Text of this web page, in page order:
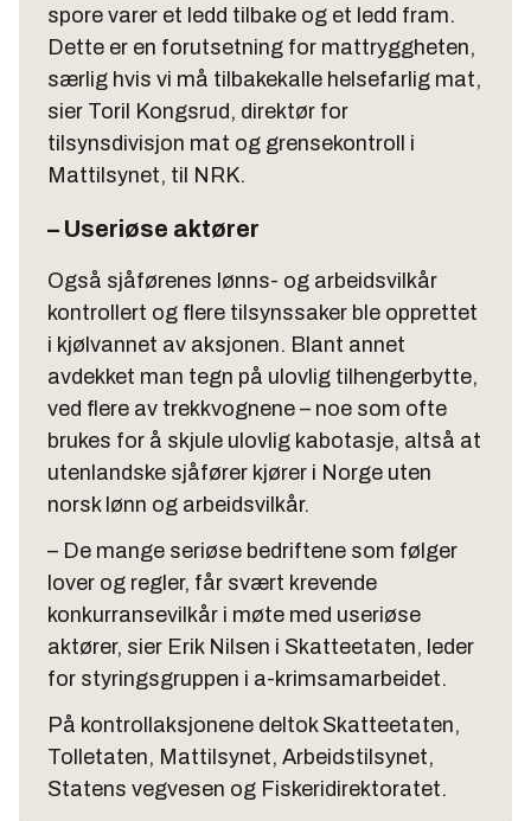
spore varer et ledd tilbake og et ledd fram.
Dette er en forutsetning for mattryggheten,
særlig hvis vi må tilbakekalle helsefarlig mat,
sier Toril Kongsrud, direktør for
tilsynsdivisjon mat og grensekontroll i
Mattilsynet, til NRK.
– Useriøse aktører
Også sjåførenes lønns- og arbeidsvilkår
kontrollert og flere tilsynssaker ble opprettet
i kjølvannet av aksjonen. Blant annet
avdekket man tegn på ulovlig tilhengerbytte,
ved flere av trekkvognene – noe som ofte
brukes for å skjule ulovlig kabotasje, altså at
utenlandske sjåfører kjører i Norge uten
norsk lønn og arbeidsvilkår.
– De mange seriøse bedriftene som følger
lover og regler, får svært krevende
konkurransevilkår i møte med useriøse
aktører, sier Erik Nilsen i Skatteetaten, leder
for styringsgruppen i a-krimsamarbeidet.
På kontrollaksjonene deltok Skatteetaten,
Tolletaten, Mattilsynet, Arbeidstilsynet,
Statens vegvesen og Fiskeridirektoratet.